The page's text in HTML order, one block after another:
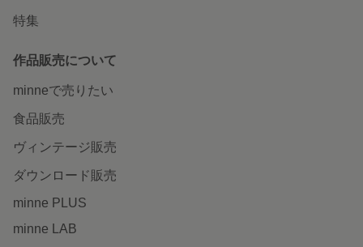
特集
作品販売について
minneで売りたい
食品販売
ヴィンテージ販売
ダウンロード販売
minne PLUS
minne LAB